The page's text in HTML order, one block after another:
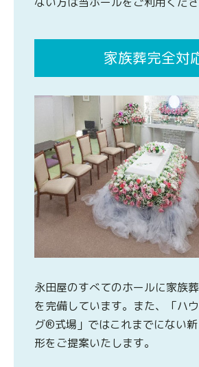
家族葬完全対
永田屋のすべてのホールに家族
を完備しています。また、「ハ
グ®式場」ではこれまでにない
形をご提案いたします。